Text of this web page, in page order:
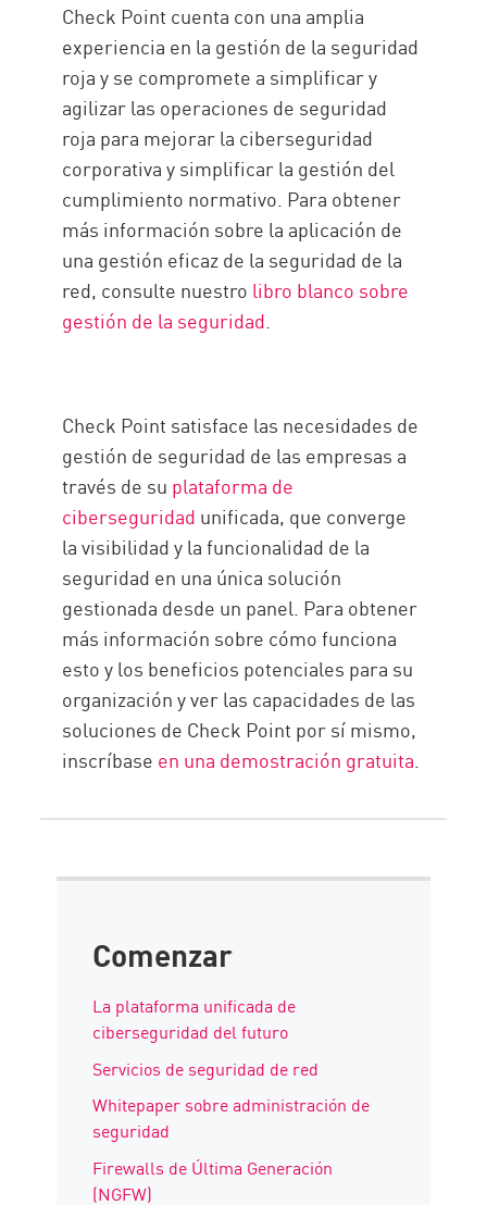
Check Point cuenta con una amplia
experiencia en la gestión de la seguridad
roja y se compromete a simplificar y
agilizar las operaciones de seguridad
roja para mejorar la ciberseguridad
corporativa y simplificar la gestión del
cumplimiento normativo. Para obtener
más información sobre la aplicación de
una gestión eficaz de la seguridad de la
red, consulte nuestro libro blanco sobre
gestión de la seguridad.
Check Point satisface las necesidades de
gestión de seguridad de las empresas a
través de su plataforma de
ciberseguridad unificada, que converge
la visibilidad y la funcionalidad de la
seguridad en una única solución
gestionada desde un panel. Para obtener
más información sobre cómo funciona
esto y los beneficios potenciales para su
organización y ver las capacidades de las
soluciones de Check Point por sí mismo,
inscríbase en una demostración gratuita.
Comenzar
La plataforma unificada de
ciberseguridad del futuro
Servicios de seguridad de red
Whitepaper sobre administración de
seguridad
Firewalls de Última Generación
(NGFW)